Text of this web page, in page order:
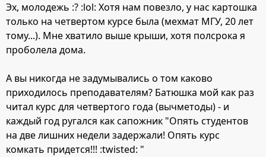
Эх, молодежь :? :lol: Хотя нам повезло, у нас картошка
только на четвертом курсе была (мехмат МГУ, 20 лет
тому...). Мне хватило выше крыши, хотя полсрока я
проболела дома.
А вы никогда не задумывались о том каково
приходилось преподавателям? Батюшка мой как раз
читал курс для четвертого года (вычметоды) - и
каждый год ругался как сапожник "Опять студентов
на две лишних недели задержали! Опять курс
комкать придется!!! :twisted: "